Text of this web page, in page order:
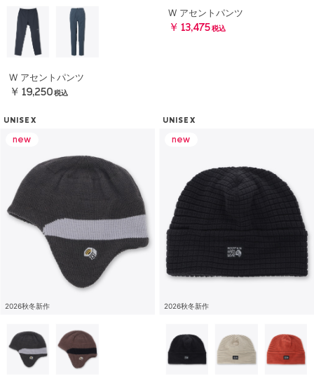
W アセントパンツ
￥19,250 税込
W アセントパンツ
￥13,475 税込
UNISEX
2026秋冬新作
UNISEX
2026秋冬新作